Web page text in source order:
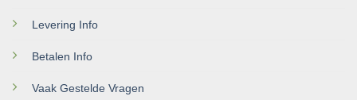
Levering Info
Betalen Info
Vaak Gestelde Vragen